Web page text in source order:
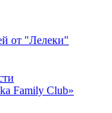
от "Лелеки"
Family Club»